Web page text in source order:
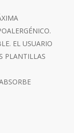
EL USUARIO
PLANTILLAS